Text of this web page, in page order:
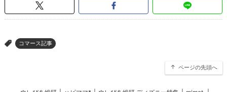
> コマース記事
ページの先頭へ